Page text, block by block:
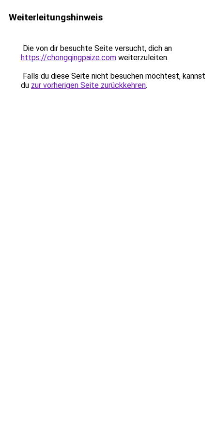
Weiterleitungshinweis
Die von dir besuchte Seite versucht, dich an
https://chongqingpaize.com weiterzuleiten.
Falls du diese Seite nicht besuchen möchtest, kannst
du zur vorherigen Seite zurückkehren.